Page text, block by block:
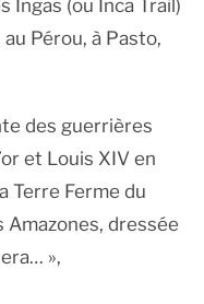
Ingas (ou Inca Trail)
Pérou, à Pasto,
des guerrières
et Louis XIV en
Terre Ferme du
Amazones, dressée
»,